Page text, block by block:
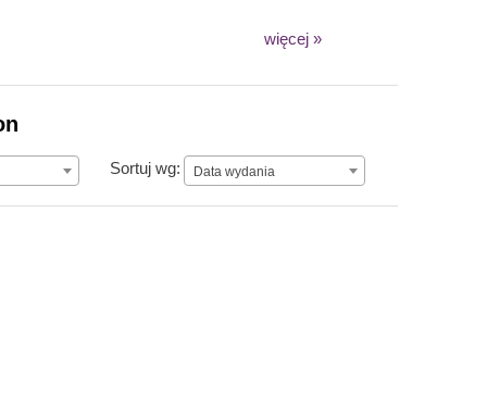
więcej »
Sortuj wg: Data wydania
Data wydania